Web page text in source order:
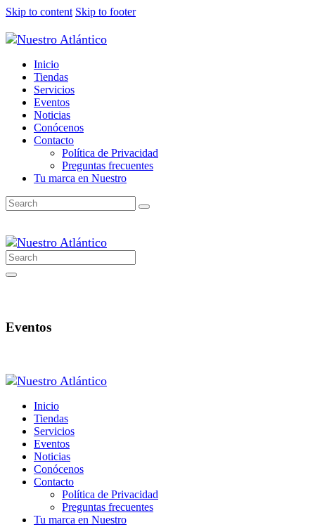
Skip to content Skip to footer
Inicio
Tiendas
Servicios
Eventos
Noticias
Conócenos
Contacto
Política de Privacidad
Preguntas frecuentes
Tu marca en Nuestro
Eventos
Inicio
Tiendas
Servicios
Eventos
Noticias
Conócenos
Contacto
Política de Privacidad
Preguntas frecuentes
Tu marca en Nuestro